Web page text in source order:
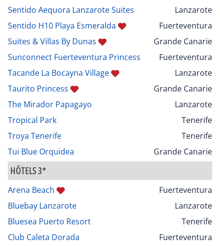
Sentido Aequora Lanzarote Suites
Lanzarote
Sentido H10 Playa Esmeralda
Fuerteventura
Suites & Villas By Dunas
Grande Canarie
Sunconnect Fuerteventura Princess
Fuerteventura
Tacande La Bocayna Village
Lanzarote
Taurito Princess
Grande Canarie
The Mirador Papagayo
Lanzarote
Tropical Park
Tenerife
Troya Tenerife
Tenerife
Tui Blue Orquidea
Grande Canarie
HÔTELS 3*
Arena Beach
Fuerteventura
Bluebay Lanzarote
Lanzarote
Bluesea Puerto Resort
Tenerife
Club Caleta Dorada
Fuerteventura